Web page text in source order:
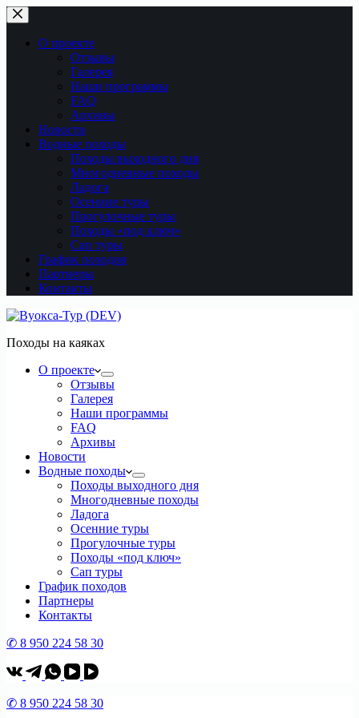
Перейти
к
сути
О проекте
Отзывы
Галерея
Наши программы
FAQ
Архивы
Новости
Водные походы
Походы выходного дня
Многодневные походы
Ладога
Осенние туры
Прогулочные туры
Походы «под ключ»
Сап туры
График походов
Партнеры
Контакты
Походы на каяках
О проекте
Отзывы
Галерея
Наши программы
FAQ
Архивы
Новости
Водные походы
Походы выходного дня
Многодневные походы
Ладога
Осенние туры
Прогулочные туры
Походы «под ключ»
Сап туры
График походов
Партнеры
Контакты
✆ 8 950 224 58 30
✆ 8 950 224 58 30